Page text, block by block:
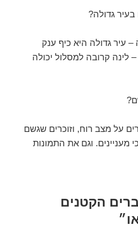
בעיר גדולה?
עיר גדולה היא כיף ענק
קרובה למסלול יכולה
על מצב רוח, וזוכרים שגשם
וגם את התמונות
הקטנים